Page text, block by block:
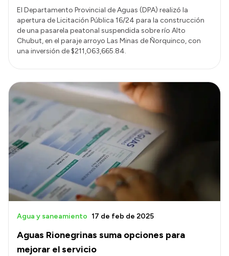
El Departamento Provincial de Aguas (DPA) realizó la
apertura de Licitación Pública 16/24 para la construcción
de una pasarela peatonal suspendida sobre río Alto
Chubut, en el paraje arroyo Las Minas de Ñorquinco, con
una inversión de $211,063,665.84.
Aguas Rionegrinas suma opciones para
mejorar el servicio
Agua y saneamiento 17 de feb de 2025